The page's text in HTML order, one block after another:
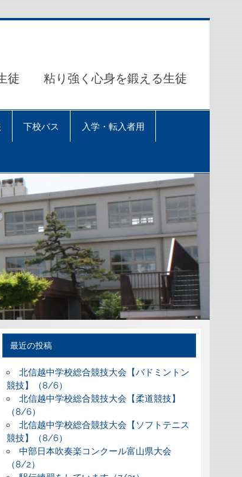
徒 粘り強く心身を鍛える生徒
下校バス 入学・転入者用
最近の投稿
北信越中学校総合競技大会【バドミントン
競技】（8/6）
北信越中学校総合競技大会【柔道競技】
（8/6）
北信越中学校総合競技大会【ソフトテニス
競技】（8/6）
中部日本吹奏楽コンクール富山県大会
（8/2）